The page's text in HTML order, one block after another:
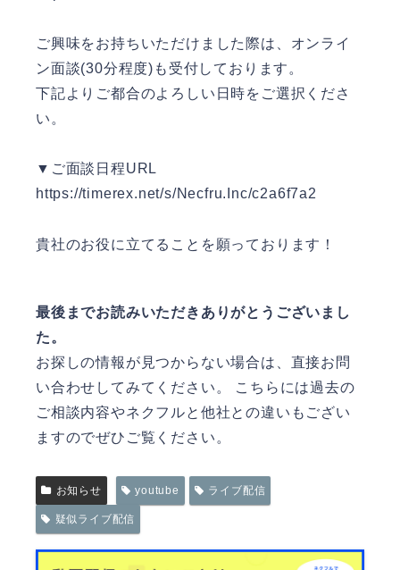
ご興味をお持ちいただけました際は、オンライ
ン面談(30分程度)も受付しております。
下記よりご都合のよろしい日時をご選択くださ
い。
▼ご面談日程URL
https://timerex.net/s/Necfru.Inc/c2a6f7a2
貴社のお役に立てることを願っております！
最後までお読みいただきありがとうございまし
た。
お探しの情報が見つからない場合は、直接お問
い合わせしてみてください。
こちら には過去の
ご相談内容やネクフルと他社との違いもござい
ますのでぜひご覧ください。
お知らせ youtube ライブ配信
疑似ライブ配信